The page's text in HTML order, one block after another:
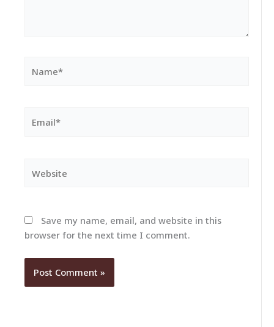
Save my name, email, and website in this
browser for the next time I comment.